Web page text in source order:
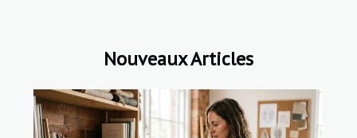
Nouveaux Articles